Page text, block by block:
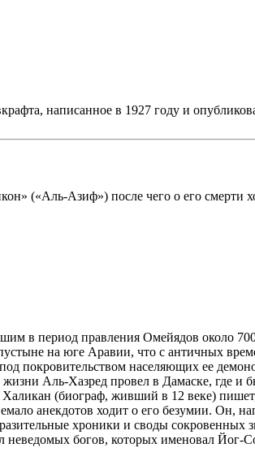
написанное в 1927 году и
(«Аль-Азиф») после чего о его смерти
в период правления Омейядов около
на юге Аравии, что с античных
покровительством населяющих ее
жизни Аль-Хазред провел в Дамаске, где
(биограф, живший в 12 веке)
анекдотов ходит о его безумии. Он,
хроники и своды сокровенных
неведомых богов, которых именовал Йог-